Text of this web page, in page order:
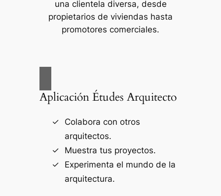
una clientela diversa, desde
propietarios de viviendas hasta
promotores comerciales.
Aplicación Études Arquitecto
Colabora con otros
arquitectos.
Muestra tus proyectos.
Experimenta el mundo de la
arquitectura.